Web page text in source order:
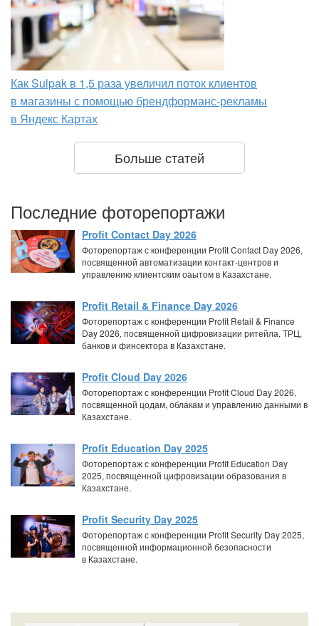
Как Sulpak в 1,5 раза увеличил поток клиентов
в магазины с помощью брендформанс-рекламы
в Яндекс Картах
Больше статей
Последние фоторепортажи
Profit Contact Day 2026
Фоторепортаж с конференции Profit Contact Day 2026,
посвященной автоматизации контакт-центров и
управлению клиентским оаытом в Казахстане.
Profit Retail & Finance Day 2026
Фоторепортаж с конференции Profit Retail & Finance
Day 2026, посвященной цифровизации ритейла, ТРЦ,
банков и финсектора в Казахстане.
Profit Cloud Day 2026
Фоторепортаж с конференции Profit Cloud Day 2026,
посвященной цодам, облакам и управлению данными в
Казахстане.
Profit Education Day 2025
Фоторепортаж с конференции Profit Education Day
2025, посвященной цифровизации образования в
Казахстане.
Profit Security Day 2025
Фоторепортаж с конференции Profit Security Day 2025,
посвященной информационной безопасности
в Казахстане.